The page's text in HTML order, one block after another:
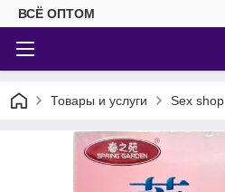
ВСЁ ОПТОМ
Товары и услуги Sex shop